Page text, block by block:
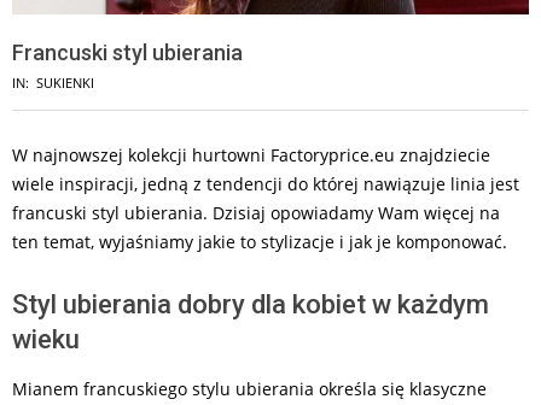
Francuski styl ubierania
IN: SUKIENKI
W najnowszej kolekcji hurtowni Factoryprice.eu znajdziecie
wiele inspiracji, jedną z tendencji do której nawiązuje linia jest
francuski styl ubierania. Dzisiaj opowiadamy Wam więcej na
ten temat, wyjaśniamy jakie to stylizacje i jak je komponować.
Styl ubierania dobry dla kobiet w każdym
wieku
Mianem francuskiego stylu ubierania określa się klasyczne